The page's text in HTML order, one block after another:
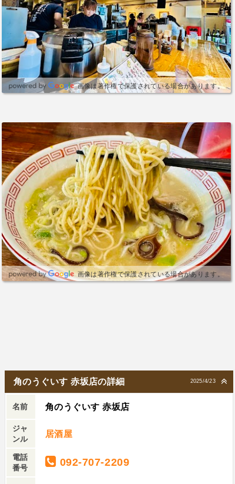
画像は著作権で保護されている場合があります。
画像は著作権で保護されている場合があります。
2025/4/23
角のうぐいす 赤坂店の詳細
名前 角のうぐいす 赤坂店
ジャ
ンル
居酒屋
電話
番号
092-707-2209